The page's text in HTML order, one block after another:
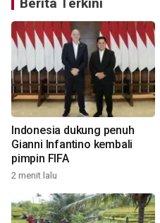
Berita Terkini
Indonesia dukung penuh
Gianni Infantino kembali
pimpin FIFA
2 menit lalu